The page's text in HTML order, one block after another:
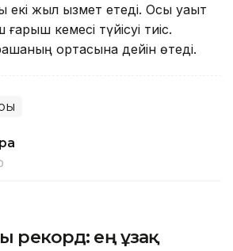
екi жыл қызмет етедi. Осы уақыт
кемесi түйісуі тиіс.
ортасына дейін өтеді.
рекорд: ең ұзақ